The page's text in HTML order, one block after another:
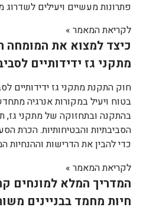
פתרונות מעשיים ויעילים לשדרוג
לקריאת המאמר »
כיצד למצוא את המומחה
מתקני גז ידידותיים
חוק התקנת מתקני גז ידידותיים
בטוח ויעיל במקורות אנרגיה
בהתקנה ובתחזוקה של מתקני גז,
הסביבתיות והבטיחותיות. הכרת
כדי להבין את הדרישות וההנחיות
לקריאת המאמר »
המדריך המלא למונחים
חיות מחמד בבניינים